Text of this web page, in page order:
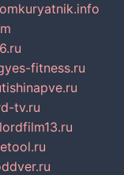
kuryatnik.info
yes-fitness.ru
tishinapve.ru
tv.ru
lordfilm13.ru